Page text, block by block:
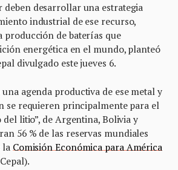
deben desarrollar una estrategia
industrial de ese recurso,
producción de baterías que
energética en el mundo, planteó
divulgado este jueves 6.
agenda productiva de ese metal y
se requieren principalmente para el
litio”, de Argentina, Bolivia y
56 % de las reservas mundiales
la Comisión Económica para América